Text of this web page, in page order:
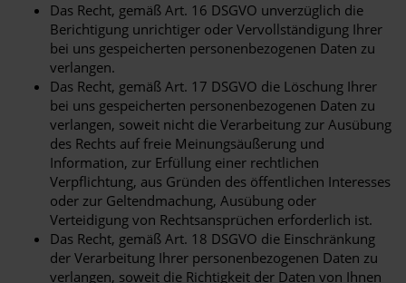
Das Recht, gemäß Art. 16 DSGVO unverzüglich die
Berichtigung unrichtiger oder Vervollständigung Ihrer
bei uns gespeicherten personenbezogenen Daten zu
verlangen.
Das Recht, gemäß Art. 17 DSGVO die Löschung Ihrer
bei uns gespeicherten personenbezogenen Daten zu
verlangen, soweit nicht die Verarbeitung zur Ausübung
des Rechts auf freie Meinungsäußerung und
Information, zur Erfüllung einer rechtlichen
Verpflichtung, aus Gründen des öffentlichen Interesses
oder zur Geltendmachung, Ausübung oder
Verteidigung von Rechtsansprüchen erforderlich ist.
Das Recht, gemäß Art. 18 DSGVO die Einschränkung
der Verarbeitung Ihrer personenbezogenen Daten zu
verlangen, soweit die Richtigkeit der Daten von Ihnen